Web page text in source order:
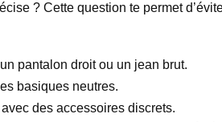
? Cette question te permet
pantalon droit ou un jean brut.
basiques neutres.
des accessoires discrets.